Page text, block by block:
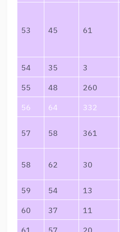
53 45 61
54
35 3
55
48 260
56
64 332
57 58 361
58 62 30
59
54 13
60
37 11
61
57 20